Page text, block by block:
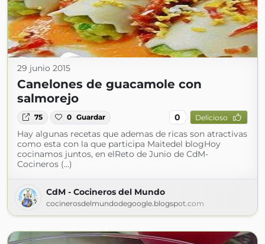
29 junio 2015
Canelones de guacamole con
salmorejo
75 0 Guardar 0 Delicioso
Hay algunas recetas que ademas de ricas son atractivas
como esta con la que participa Maitedel blogHoy
cocinamos juntos, en elReto de Junio de CdM-
Cocineros (...)
CdM - Cocineros del Mundo
cocinerosdelmundodegoogle.blogspot.com